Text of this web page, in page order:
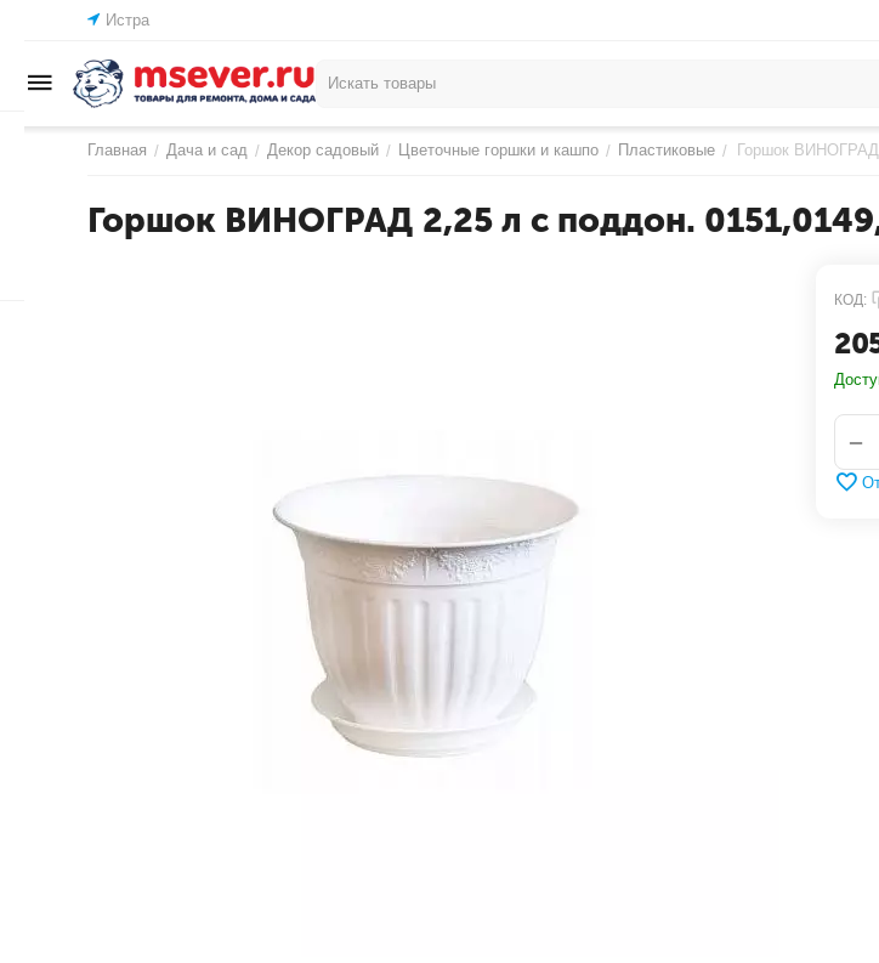
Истра
Главная / Дача и сад / Декор садовый / Цветочные горшки и кашпо / Пластиковые / Горшок ВИНОГРАД
Горшок ВИНОГРАД 2,25 л с поддон.
КОД:
−